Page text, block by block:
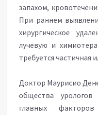
запахом,
При раннем
хирургическое
лучевую и
требуется частичная
Доктор Маурисио
общества
главных